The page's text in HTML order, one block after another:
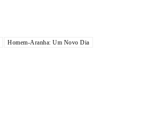
Homem-Aranha: Um Novo Dia